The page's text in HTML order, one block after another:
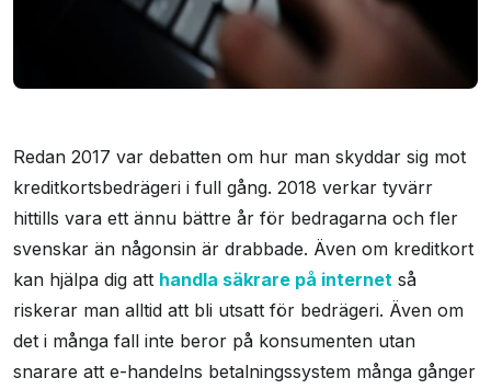
Redan 2017 var debatten om hur man skyddar sig mot
kreditkortsbedrägeri i full gång. 2018 verkar tyvärr
hittills vara ett ännu bättre år för bedragarna och fler
svenskar än någonsin är drabbade. Även om kreditkort
kan hjälpa dig att handla säkrare på internet så
riskerar man alltid att bli utsatt för bedrägeri. Även om
det i många fall inte beror på konsumenten utan
snarare att e-handelns betalningssystem många gånger